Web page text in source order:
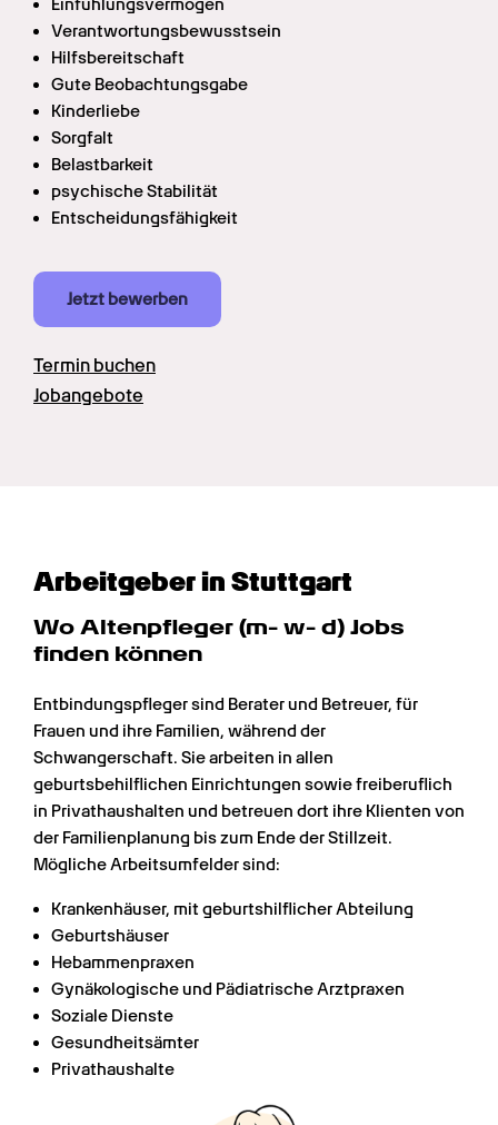
Einfühlungsvermögen
Verantwortungsbewusstsein
Hilfsbereitschaft
Gute Beobachtungsgabe
Kinderliebe
Sorgfalt
Belastbarkeit
psychische Stabilität
Entscheidungsfähigkeit
Jetzt bewerben
Termin buchen
Jobangebote
Arbeitgeber in Stuttgart
Wo Alten­pfleger (m- w- d) Jobs
finden können
Entbindungspfleger sind Berater und Betreuer, für
Frauen und ihre Familien, während der
Schwangerschaft. Sie arbeiten in allen
geburtsbehilflichen Einrichtungen sowie freiberuflich
in Privathaushalten und betreuen dort ihre Klienten von
der Familienplanung bis zum Ende der Stillzeit.
Mögliche Arbeitsumfelder sind:
Krankenhäuser, mit geburtshilflicher Abteilung
Geburtshäuser
Hebammenpraxen
Gynäkologische und Pädiatrische Arztpraxen
Soziale Dienste
Gesundheitsämter
Privathaushalte